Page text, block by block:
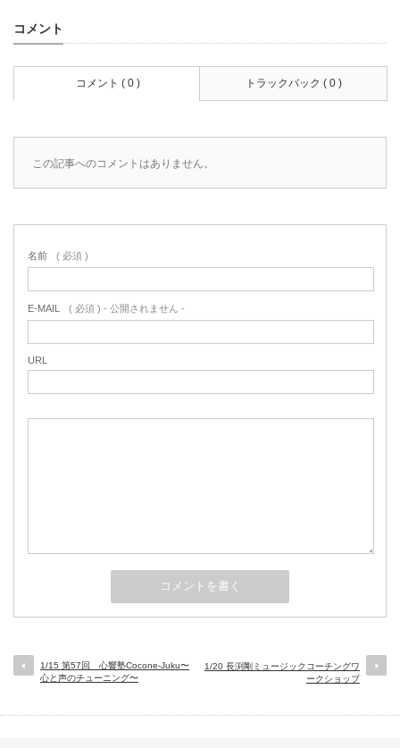
コメント
コメント ( 0 ) トラックバック ( 0 )
この記事へのコメントはありません。
名前 ( 必須 )
E-MAIL ( 必須 ) - 公開されません -
URL
1/15 第57回 心響塾Cocone-Juku〜
心と声のチューニング〜
1/20 長渕剛ミュージックコーチングワ
ークショップ